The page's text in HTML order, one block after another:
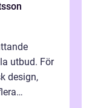
utbud. För
design,